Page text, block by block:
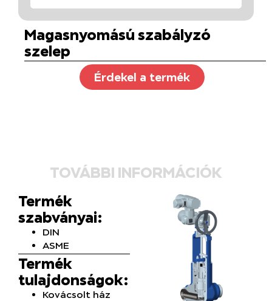
Magasnyomású szabályzó
szelep
Érdekel a termék
TOVÁBBI INFORMÁCIÓK
Termék
szabványai:
DIN
ASME
Termék
tulajdonságok:
Kovácsolt ház